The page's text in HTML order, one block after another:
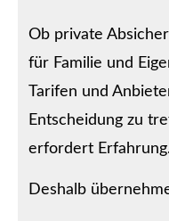
Ob private
für Familie und
Tarifen und
Entscheidung zu
erfordert
Deshalb